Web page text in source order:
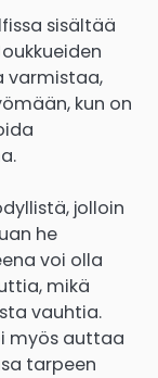
sisältää
varmistaa,
kun on
jolloin
he
voi olla
mikä
vauhtia.
myös auttaa
tarpeen